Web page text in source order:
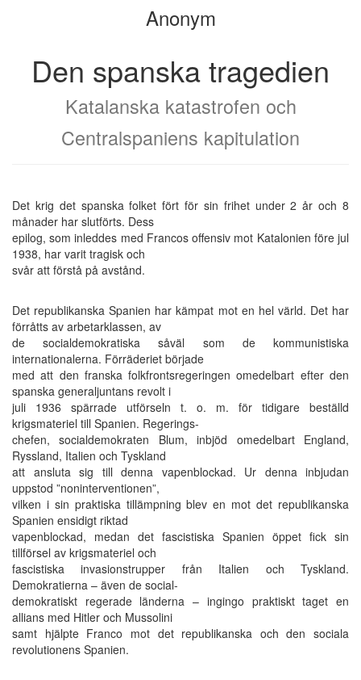
bokskaparenbookbuilder
Anonym
Den spanska tragedien
Katalanska katastrofen och
Centralspaniens kapitulation
Det krig det spanska folket fört för sin frihet under 2 år och 8
månader har slutförts. Dess
epilog, som inleddes med Francos offensiv mot Katalonien före jul
1938, har varit tragisk och
svår att förstå på avstånd.
Det republikanska Spanien har kämpat mot en hel värld. Det har
förråtts av arbetarklassen, av
de socialdemokratiska såväl som de kommunistiska
internationalerna. Förräderiet började
med att den franska folkfrontsregeringen omedelbart efter den
spanska generaljuntans revolt i
juli 1936 spärrade utförseln t. o. m. för tidigare beställd
krigsmateriel till Spanien. Regerings-
chefen, socialdemokraten Blum, inbjöd omedelbart England,
Ryssland, Italien och Tyskland
att ansluta sig till denna vapenblockad. Ur denna inbjudan
uppstod ”noninterventionen”,
vilken i sin praktiska tillämpning blev en mot det republikanska
Spanien ensidigt riktad
vapenblockad, medan det fascistiska Spanien öppet fick sin
tillförsel av krigsmateriel och
fascistiska invasionstrupper från Italien och Tyskland.
Demokratierna – även de social-
demokratiskt regerade länderna – ingingo praktiskt taget en
allians med Hitler och Mussolini
samt hjälpte Franco mot det republikanska och den sociala
revolutionens Spanien.